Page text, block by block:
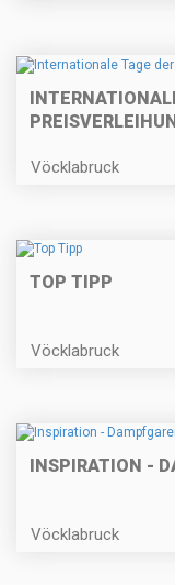
Vöcklabruck
TOP TIPP
Vöcklabruck
INSPIRATION -
Vöcklabruck